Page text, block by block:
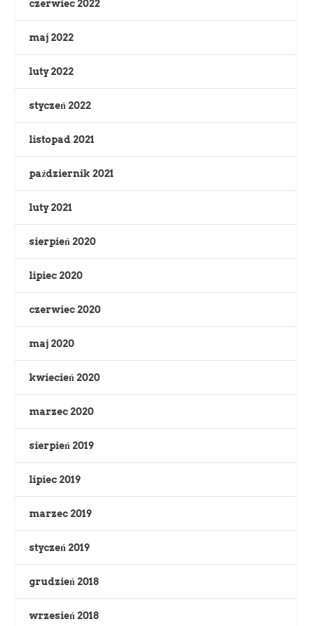
czerwiec 2022
maj 2022
luty 2022
styczeń 2022
listopad 2021
październik 2021
luty 2021
sierpień 2020
lipiec 2020
czerwiec 2020
maj 2020
kwiecień 2020
marzec 2020
sierpień 2019
lipiec 2019
marzec 2019
styczeń 2019
grudzień 2018
wrzesień 2018